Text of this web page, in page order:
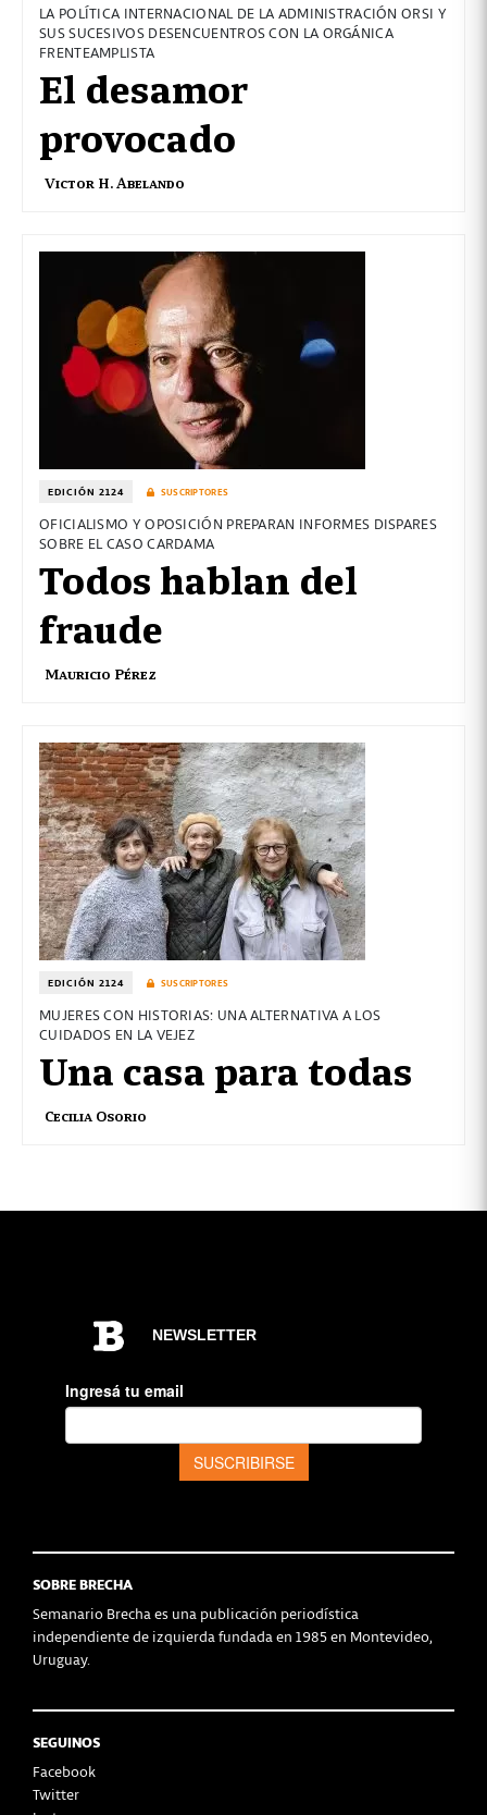
LA POLÍTICA INTERNACIONAL DE LA ADMINISTRACIÓN ORSI Y
SUS SUCESIVOS DESENCUENTROS CON LA ORGÁNICA
FRENTEAMPLISTA
El desamor
provocado
Victor H. Abelando
EDICIÓN 2124 SUSCRIPTORES
OFICIALISMO Y OPOSICIÓN PREPARAN INFORMES DISPARES
SOBRE EL CASO CARDAMA
Todos hablan del
fraude
Mauricio Pérez
EDICIÓN 2124 SUSCRIPTORES
MUJERES CON HISTORIAS: UNA ALTERNATIVA A LOS
CUIDADOS EN LA VEJEZ
Una casa para todas
Cecilia Osorio
SOBRE BRECHA
Semanario Brecha es una publicación periodística
independiente de izquierda fundada en 1985 en Montevideo,
Uruguay.
SEGUINOS
Facebook
Twitter